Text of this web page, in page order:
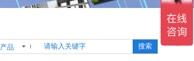
产品 搜索